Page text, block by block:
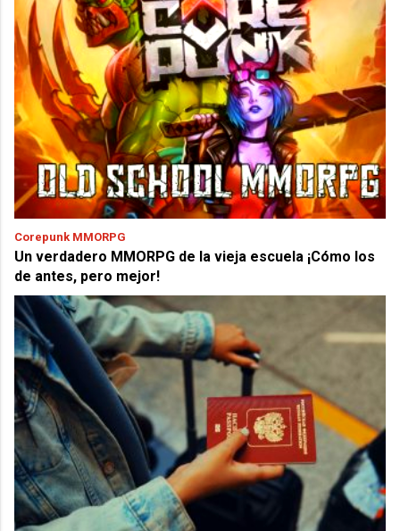
Corepunk MMORPG
Un verdadero MMORPG de la vieja escuela ¡Cómo los
de antes, pero mejor!